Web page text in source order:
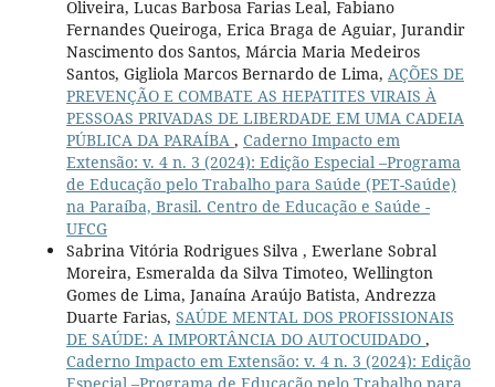
Oliveira, Lucas Barbosa Farias Leal, Fabiano
Fernandes Queiroga, Erica Braga de Aguiar, Jurandir
Nascimento dos Santos, Márcia Maria Medeiros
Santos, Gigliola Marcos Bernardo de Lima, AÇÕES DE
PREVENÇÃO E COMBATE AS HEPATITES VIRAIS À
PESSOAS PRIVADAS DE LIBERDADE EM UMA CADEIA
PÚBLICA DA PARAÍBA , Caderno Impacto em
Extensão: v. 4 n. 3 (2024): Edição Especial –Programa
de Educação pelo Trabalho para Saúde (PET-Saúde)
na Paraíba, Brasil. Centro de Educação e Saúde -
UFCG
Sabrina Vitória Rodrigues Silva , Ewerlane Sobral
Moreira, Esmeralda da Silva Timoteo, Wellington
Gomes de Lima, Janaína Araújo Batista, Andrezza
Duarte Farias, SAÚDE MENTAL DOS PROFISSIONAIS
DE SAÚDE: A IMPORTÂNCIA DO AUTOCUIDADO ,
Caderno Impacto em Extensão: v. 4 n. 3 (2024): Edição